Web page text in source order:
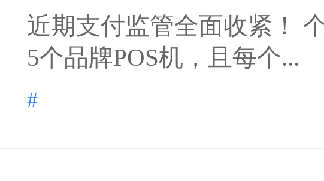
近期支付监管全面收紧！
5个品牌POS机，且每个...
#